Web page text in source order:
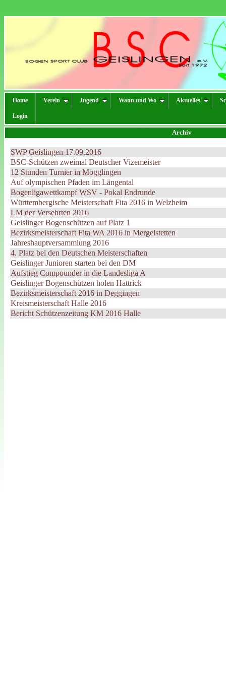
Home Verein Jugend Wann und Wo Aktuelles
Login
Archiv
SWP Geislingen 17.09.2016
BSC-Schützen zweimal Deutscher Vizemeister
12 Stunden Turnier in Mögglingen
Auf olympischen Pfaden im Längental
Bogenligawettkampf WSV - Pokal Endrunde
Württembergische Meisterschaft Fita 2016 in Welzheim
LM der Versehrten 2016
Geislinger Bogenschützen auf Platz 1
Bezirksmeisterschaft Fita WA 2016 in Mergelstetten
Jahreshauptversammlung 2016
4. Platz bei den Deutschen Meisterschaften
Geislinger Junioren starten bei den DM
Aufstieg Compounder in die Landesliga A
Geislinger Bogenschützen holen Hattrick
Bezirksmeisterschaft 2016 in Deggingen
Kreismeisterschaft Halle 2016
Bericht Schützenzeitung KM 2016 Halle